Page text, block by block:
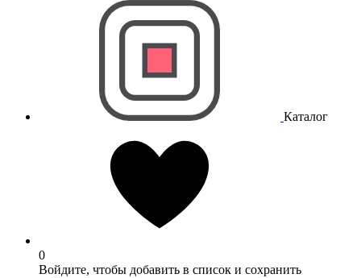
Каталог
0
Войдите, чтобы добавить в список и сохранить